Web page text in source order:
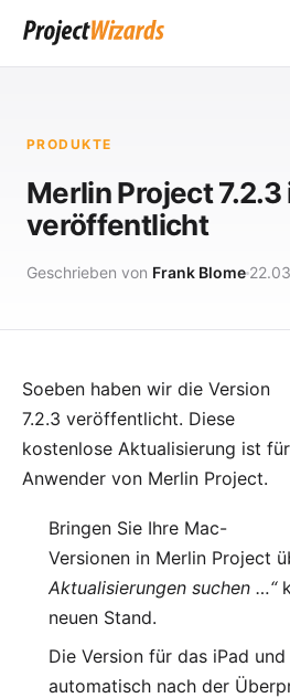
PRODUKTE
Merlin Project 7.2.3
veröffentlicht
Geschrieben von Frank Blome
Soeben haben wir die Version
7.2.3 veröffentlicht. Diese
kostenlose Aktualisierung ist für
Anwender von Merlin Project.
Bringen Sie Ihre Mac-
Versionen in Merlin Project
Aktualisierungen suchen …“
neuen Stand.
Die Version für das iPad
automatisch nach der